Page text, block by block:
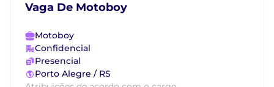
Vaga De Motoboy
Motoboy
Confidencial
Presencial
Porto Alegre / RS